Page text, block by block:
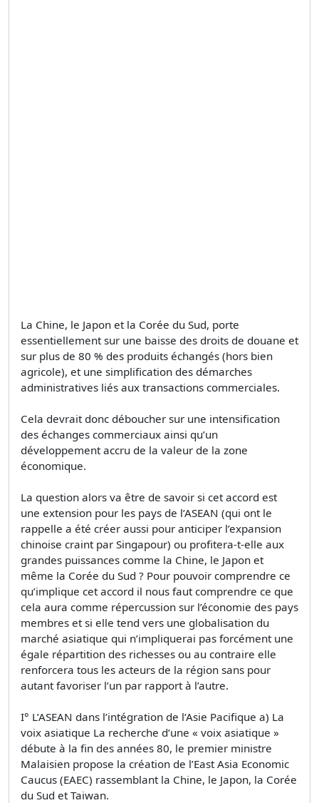
La Chine, le Japon et la Corée du Sud, porte
essentiellement sur une baisse des droits de douane et
sur plus de 80 % des produits échangés (hors bien
agricole), et une simplification des démarches
administratives liés aux transactions commerciales.
Cela devrait donc déboucher sur une intensification
des échanges commerciaux ainsi qu’un
développement accru de la valeur de la zone
économique.
La question alors va être de savoir si cet accord est
une extension pour les pays de l’ASEAN (qui ont le
rappelle a été créer aussi pour anticiper l’expansion
chinoise craint par Singapour) ou profitera-t-elle aux
grandes puissances comme la Chine, le Japon et
même la Corée du Sud ? Pour pouvoir comprendre ce
qu’implique cet accord il nous faut comprendre ce que
cela aura comme répercussion sur l’économie des pays
membres et si elle tend vers une globalisation du
marché asiatique qui n’impliquerai pas forcément une
égale répartition des richesses ou au contraire elle
renforcera tous les acteurs de la région sans pour
autant favoriser l’un par rapport à l’autre.
I° L’ASEAN dans l’intégration de l’Asie Pacifique a) La
voix asiatique La recherche d’une « voix asiatique »
débute à la fin des années 80, le premier ministre
Malaisien propose la création de l’East Asia Economic
Caucus (EAEC) rassemblant la Chine, le Japon, la Corée
du Sud et Taiwan.